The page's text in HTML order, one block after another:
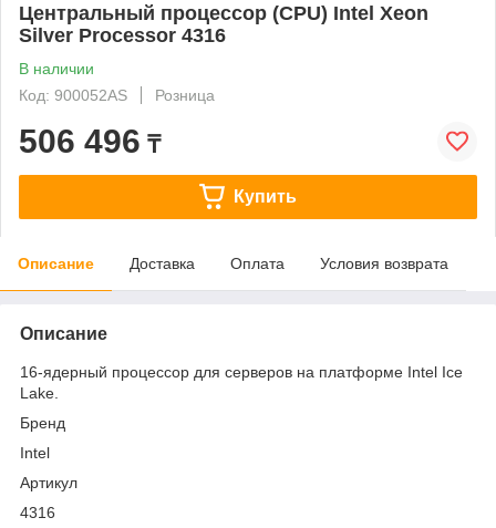
Центральный процессор (CPU) Intel Xeon
Silver Processor 4316
В наличии
Код: 900052AS
Розница
506 496 ₸
Купить
Описание Доставка Оплата Условия возврата
Описание
16-ядерный процессор для серверов на платформе Intel Ice
Lake.
Бренд
Intel
Артикул
4316